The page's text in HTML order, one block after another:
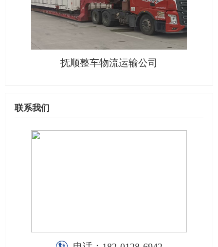
抚顺整车物流运输公司
联系我们